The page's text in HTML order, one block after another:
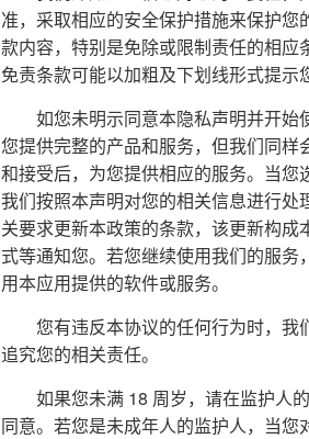
准，采取相应的安全保护措施来保护
款内容，特别是免除或限制责任的相
免责条款可能以加粗及下划线形式提示
如您未明示同意本隐私声明并开
您提供完整的产品和服务，但我们同
和接受后，为您提供相应的服务。当
我们按照本声明对您的相关信息进行
关要求更新本政策的条款，该更新构
式等通知您。若您继续使用我们的服
用本应用提供的软件或服务。
您有违反本协议的任何行为时，
追究您的相关责任。
如果您未满 18 周岁，请在监护人
同意。若您是未成年人的监护人，当